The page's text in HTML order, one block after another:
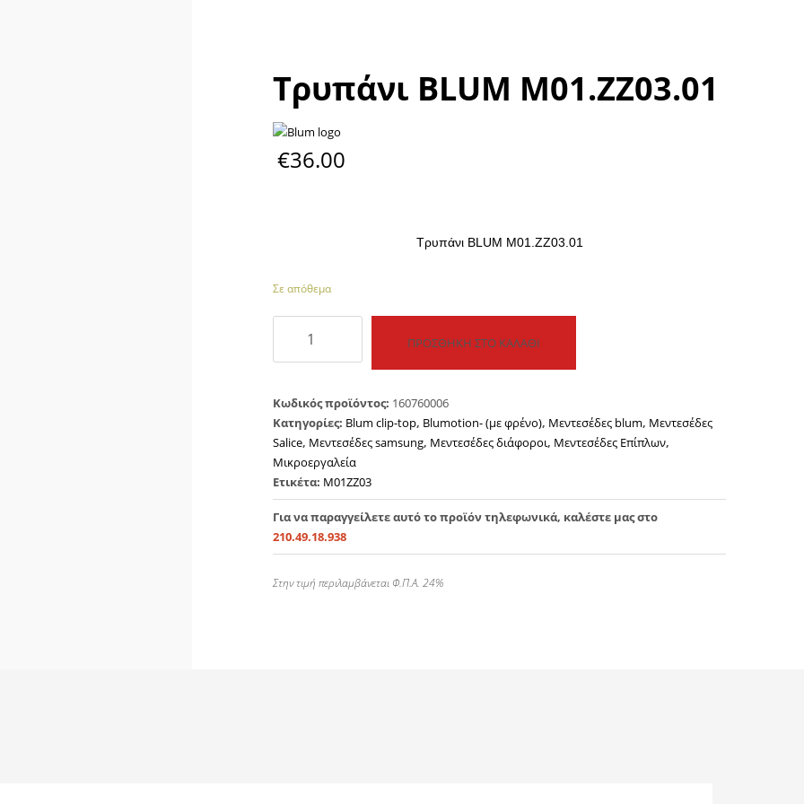
Τρυπάνι BLUM M01.ZZ03.01
€36.00
Τρυπάνι BLUM M01.ZZ03.01
Σε απόθεμα
M01.ZZ03.01
ΠΡΟΣΘΉΚΗ ΣΤΟ ΚΑΛΆΘΙ
Κωδικός προϊόντος: 160760006
Κατηγορίες: Blum clip-top, Blumotion- (με φρένο), Μεντεσέδες blum, Μεντεσέδες
Salice, Μεντεσέδες samsung, Μεντεσέδες διάφοροι, Μεντεσέδες Επίπλων,
Μικροεργαλεία
Ετικέτα: Μ01ΖΖ03
Για να παραγγείλετε αυτό το προϊόν τηλεφωνικά, καλέστε μας στο
210.49.18.938
Στην τιμή περιλαμβάνεται Φ.Π.Α. 24%